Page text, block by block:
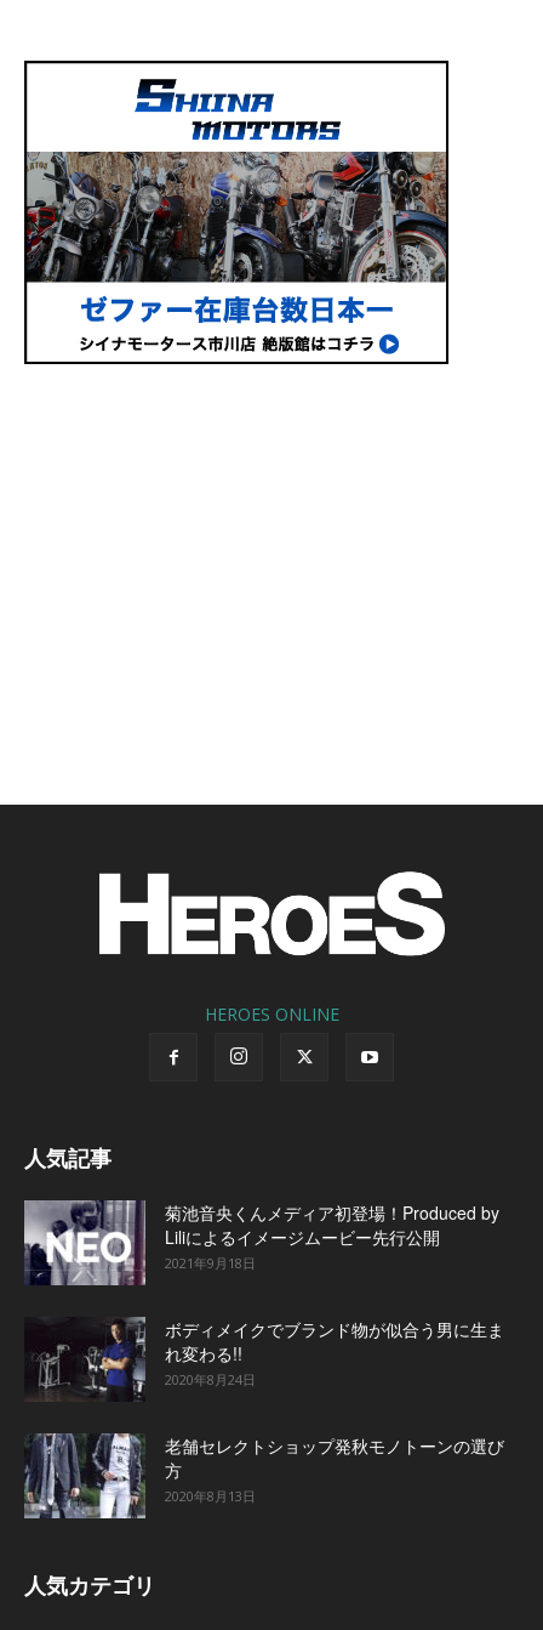
HEROES ONLINE
人気記事
菊池音央くんメディア初登場！Produced by
Liliによるイメージムービー先行公開
2021年9月18日
ボディメイクでブランド物が似合う男に生ま
れ変わる!!
2020年8月24日
老舗セレクトショップ発秋モノトーンの選び
方
2020年8月13日
人気カテゴリ